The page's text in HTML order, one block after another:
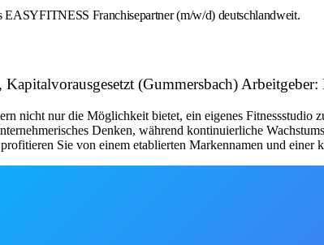
EASYFITNESS Franchisepartner (m/w/d) deutschlandweit.
(Gummersbach)
nicht nur die Möglichkeit bietet, ein eigenes Fitnessstudio
Denken, während kontinuierliche
Sie von einem etablierten Markennamen und